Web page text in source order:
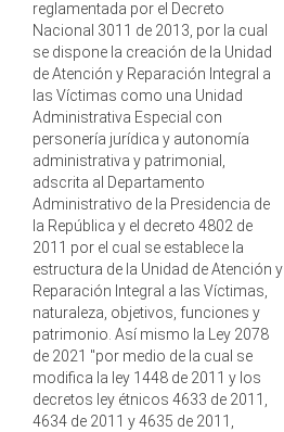
reglamentada por el Decreto
Nacional 3011 de 2013, por la cual
se dispone la creación de la Unidad
de Atención y Reparación Integral a
las Víctimas como una Unidad
Administrativa Especial con
personería jurídica y autonomía
administrativa y patrimonial,
adscrita al Departamento
Administrativo de la Presidencia de
la República y el decreto 4802 de
2011 por el cual se establece la
estructura de la Unidad de Atención y
Reparación Integral a las Víctimas,
naturaleza, objetivos, funciones y
patrimonio. Así mismo la Ley 2078
de 2021 "por medio de la cual se
modifica la ley 1448 de 2011 y los
decretos ley étnicos 4633 de 2011,
4634 de 2011 y 4635 de 2011,